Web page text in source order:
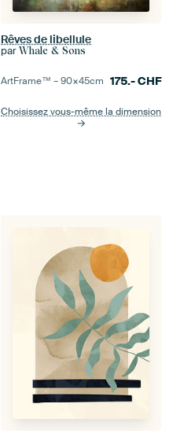
Rêves de libellule
par Whale & Sons
ArtFrame™ –90×45cm 175.-CHF
Choisissez vous-même la dimension